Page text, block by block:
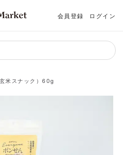
会員登録 ログイン
米スナック）60g